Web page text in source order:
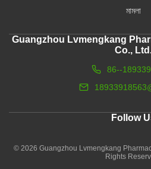
মামলা
Guangzhou Lvmengkang
Co.,
86--
Follow
© 2026 Guangzhou Lvmengkang
Rights